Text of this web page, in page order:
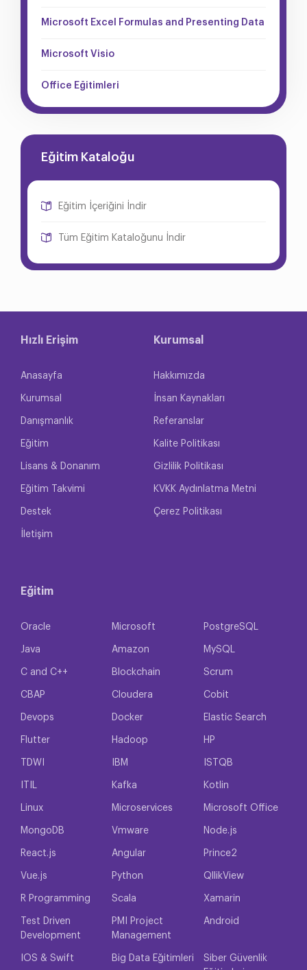
Microsoft Excel Formulas and Presenting Data
Microsoft Visio
Office Eğitimleri
Eğitim Kataloğu
Eğitim İçeriğini İndir
Tüm Eğitim Kataloğunu İndir
Hızlı Erişim
Anasayfa
Kurumsal
Danışmanlık
Eğitim
Lisans & Donanım
Eğitim Takvimi
Destek
İletişim
Kurumsal
Hakkımızda
İnsan Kaynakları
Referanslar
Kalite Politikası
Gizlilik Politikası
KVKK Aydınlatma Metni
Çerez Politikası
Eğitim
Oracle Microsoft PostgreSQL
Java Amazon MySQL
C and C++ Blockchain Scrum
CBAP Cloudera Cobit
Devops Docker Elastic Search
Flutter Hadoop HP
TDWI IBM ISTQB
ITIL Kafka Kotlin
Linux Microservices Microsoft Office
MongoDB Vmware Node.js
React.js Angular Prince2
Vue.js Python QllikView
R Programming Scala Xamarin
Test Driven
Development
PMI Project
Management
Android
IOS & Swift Big Data Eğitimleri
Siber Güvenlik